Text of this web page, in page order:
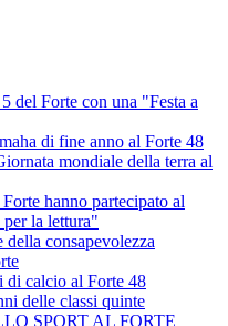
del Forte con una "Festa a
di fine anno al Forte 48
mondiale della terra al
hanno partecipato al
la lettura"
consapevolezza
di calcio al Forte 48
delle classi quinte
SPORT AL FORTE